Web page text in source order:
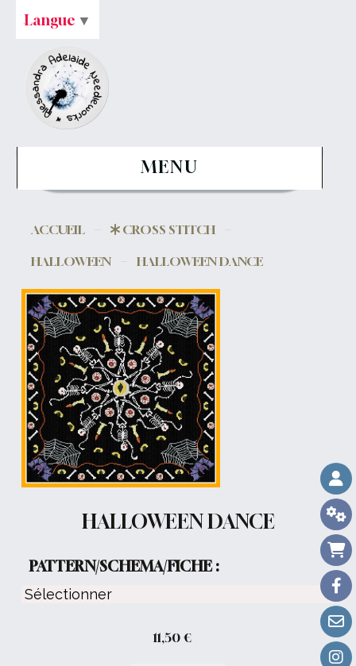
MENU
ACCUEIL
CROSS STITCH
HALLOWEEN
HALLOWEEN DANCE
HALLOWEEN DANCE
PATTERN/SCHEMA/FICHE :
11,50€
Langue ▼